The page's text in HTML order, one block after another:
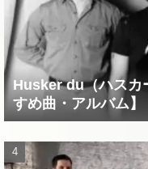
Husker du（ハスカ
すめ曲・アルバム】